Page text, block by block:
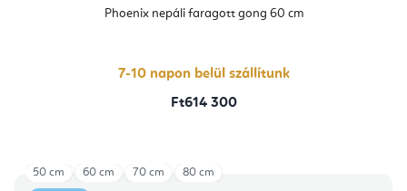
Phoenix nepáli faragott gong 60 cm
7-10 napon belül szállítunk
Ft614 300
50 cm 60 cm 70 cm 80 cm